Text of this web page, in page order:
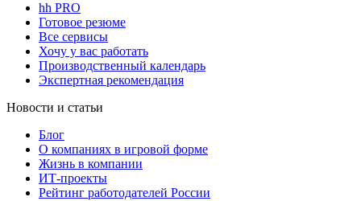
hh PRO
Готовое резюме
Все сервисы
Хочу у вас работать
Производственный календарь
Экспертная рекомендация
Новости и статьи
Блог
О компаниях в игровой форме
Жизнь в компании
ИТ-проекты
Рейтинг работодателей России